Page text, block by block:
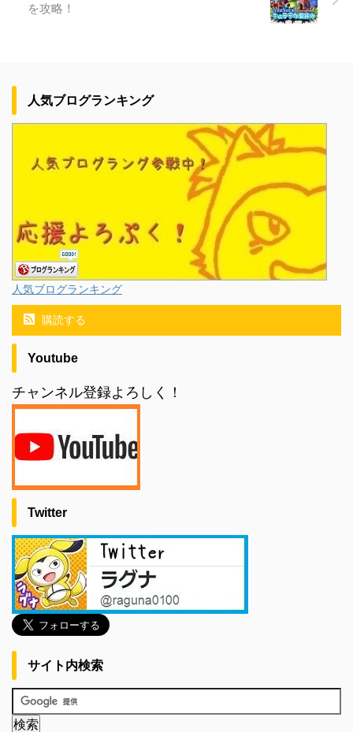
を攻略！
人気ブログランキング
人気ブログランキング
購読する
Youtube
チャンネル登録よろしく！
Twitter
サイト内検索